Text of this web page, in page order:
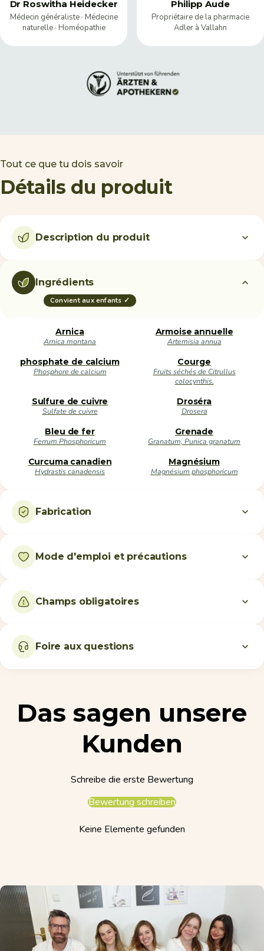
Dr Roswitha Heidecker
Médecin généraliste · Médecine
naturelle · Homéopathie
Philipp Aude
Propriétaire de la pharmacie
Adler à Vallahn
Tout ce que tu dois savoir
Détails du produit
Description du produit
Ingrédients
Convient aux enfants ✓
Arnica
Arnica montana
Armoise annuelle
Artemisia annua
phosphate de calcium
Phosphore de calcium
Courge
Fruits séchés de Citrullus
colocynthis.
Sulfure de cuivre
Sulfate de cuivre
Droséra
Drosera
Bleu de fer
Ferrum Phosphoricum
Grenade
Granatum, Punica granatum
Curcuma canadien
Hydrastis canadensis
Magnésium
Magnésium phosphoricum
Fabrication
Mode d'emploi et précautions
Champs obligatoires
Foire aux questions
Das sagen unsere
Kunden
Schreibe die erste Bewertung
Bewertung schreiben
Keine Elemente gefunden